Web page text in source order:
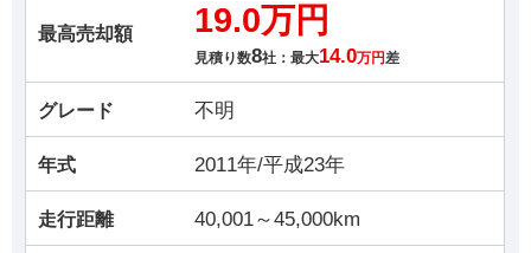
最高売却額 19.0万円
見積り数8社：最大14.0万円差
グレード 不明
年式 2011年/平成23年
走行距離 40,001～45,000km